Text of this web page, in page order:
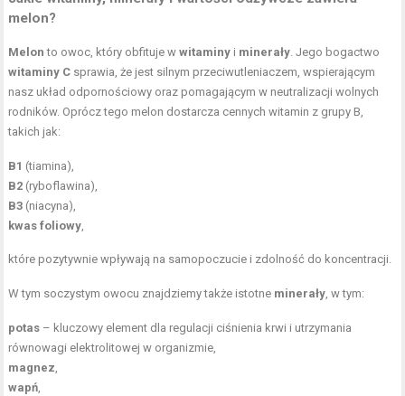
melon?
Melon to owoc, który obfituje wwitaminy i minerały. Jego bogactwo
witaminy C sprawia, że jest silnym przeciwutleniaczem, wspierającym
nasz układ odpornościowy oraz pomagającym w neutralizacji wolnych
rodników. Oprócz tego melon dostarcza cennych witamin z grupy B,
takich jak:
B1 (tiamina),
B2 (ryboflawina),
B3 (niacyna),
kwas foliowy,
które pozytywnie wpływają na samopoczucie i zdolność do koncentracji.
W tym soczystym owocu znajdziemy także istotne minerały, w tym:
potas – kluczowy element dla regulacji ciśnienia krwi i utrzymania
równowagi elektrolitowej w organizmie,
magnez,
wapń,